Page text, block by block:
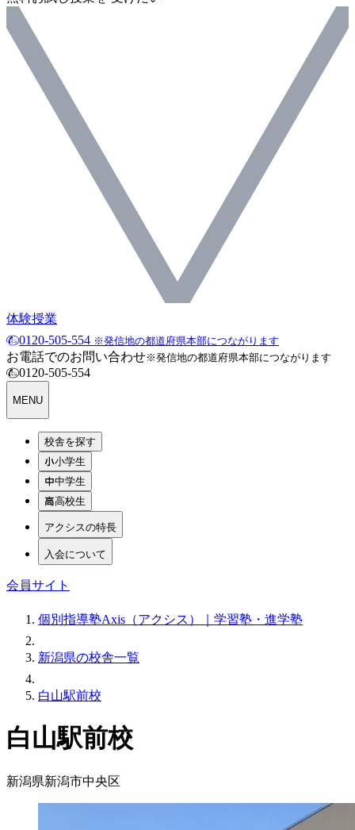
体験授業
0120-505-554 ※発信地の都道府県本部につながります
お電話でのお問い合わせ※発信地の都道府県本部につながります
0120-505-554
MENU
校舎を探す
小学生
中学生
高校生
アクシスの特長
入会について
会員サイト
個別指導塾Axis（アクシス）｜学習塾・進学塾
新潟県の校舎一覧
白山駅前校
白山駅前校
新潟県新潟市中央区